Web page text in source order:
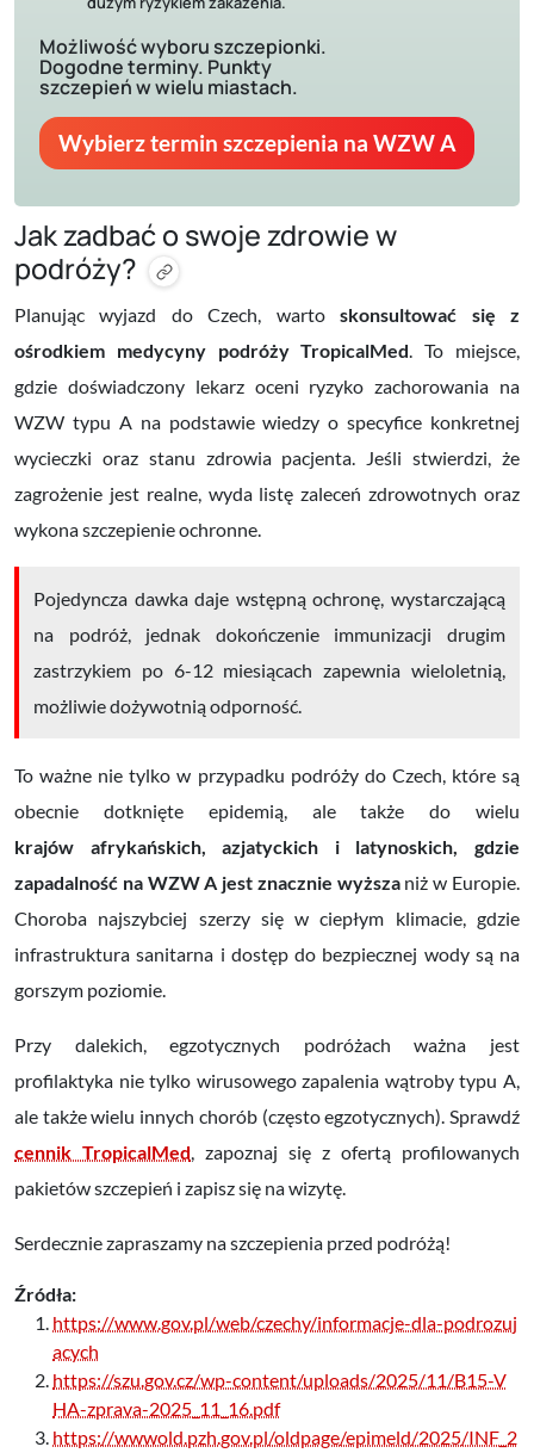
Możliwość wyboru szczepionki.
Dogodne terminy. Punkty
szczepień w wielu miastach.
Wybierz termin szczepienia na WZW A
Jak zadbać o swoje zdrowie w
podróży?
Planując wyjazd do Czech, wartoskonsultować się z
ośrodkiem medycyny podróży TropicalMed. To miejsce,
gdzie doświadczony lekarz oceni ryzyko zachorowania na
WZW typu A na podstawie wiedzy o specyfice konkretnej
wycieczki oraz stanu zdrowia pacjenta. Jeśli stwierdzi, że
zagrożenie jest realne, wyda listę zaleceń zdrowotnych oraz
wykona szczepienie ochronne.
Pojedyncza dawka daje wstępną ochronę, wystarczającą
na podróż, jednak dokończenie immunizacji drugim
zastrzykiem po 6-12 miesiącach zapewnia wieloletnią,
możliwie dożywotnią odporność.
To ważne nie tylko w przypadku podróży do Czech, które są
obecnie dotknięte epidemią, ale także do wielu
krajów afrykańskich, azjatyckich i latynoskich, gdzie
zapadalność na WZW A jest znacznie wyższaniż w Europie.
Choroba najszybciej szerzy się w ciepłym klimacie, gdzie
infrastruktura sanitarna i dostęp do bezpiecznej wody są na
gorszym poziomie.
Przy dalekich, egzotycznych podróżach ważna jest
profilaktyka nie tylko wirusowego zapalenia wątroby typu A,
ale także wielu innych chorób (często egzotycznych). Sprawdź
cennik TropicalMed, zapoznaj się z ofertą profilowanych
pakietów szczepień i zapisz się na wizytę.
Serdecznie zapraszamy na szczepienia przed podróżą!
Źródła:
https://www.gov.pl/web/czechy/informacje-dla-podrozuj
acych
https://szu.gov.cz/wp-content/uploads/2025/11/B15-V
HA-zprava-2025_11_16.pdf
https://wwwold.pzh.gov.pl/oldpage/epimeld/2025/INF_2